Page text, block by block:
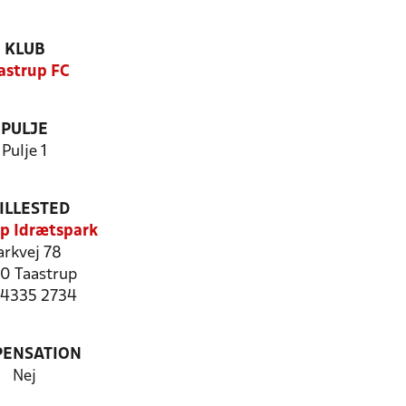
KLUB
FC
PULJE
Pulje 1
Idrætspark
78
Taastrup
4335 2734
Nej